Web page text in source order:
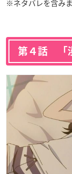
※ネタバレを含み
第４話 「